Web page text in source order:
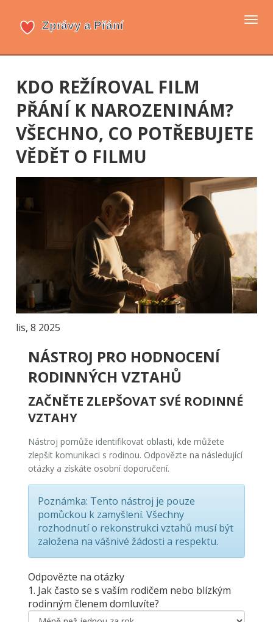
KDO REŽÍROVAL FILM
PŘÁNÍ K NAROZENINÁM?
VŠECHNO, CO POTŘEBUJETE
VĚDĚT O FILMU
lis, 8 2025
NÁSTROJ PRO HODNOCENÍ
RODINNÝCH VZTAHŮ
ZAČNĚTE ZLEPŠOVAT SVÉ RODINNÉ
VZTAHY
Nástroj pomůže identifikovat oblasti, kde můžete
zlepšit komunikaci s rodinou. Odpovězte na následující
otázky a získáte osobní doporučení.
Poznámka: Tento nástroj je pouze
pomůckou k zamyšlení. Všechny
rozhodnutí o rekonstrukci vztahů musí být
založena na vášnivé žádosti a respektu.
Odpovězte na otázky
1. Jak často se s vaším rodičem nebo blízkým
rodinným členem domluvíte?